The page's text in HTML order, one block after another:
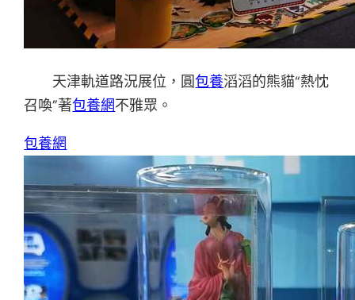
天津軌道路況展位，圓包養滔滔的熊貓“熱忱
召喚”著包養網不雅眾。
包養網